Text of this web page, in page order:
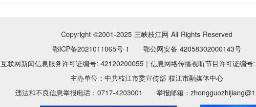
Copyright ©2001-2025 三峡枝江网 All Rights Reserved
鄂ICP备2021011065号-1 鄂公网安备 42058302000143号
互联网新闻信息服务许可证编号: 42120200055 | 信息网络传播视听节目许可证编
主办单位：中共枝江市委宣传部 枝江市融媒体中心
违法和不良信息举报电话：0717-4203001 举报邮箱：